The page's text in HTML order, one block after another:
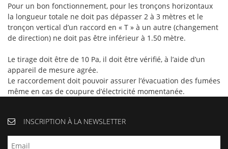
Pour un bon fonctionnement, pour les tronçons horizontaux
la longueur totale ne doit pas dépasser 2 à 3 mètres et le
tronçon vertical d’un raccord en « T » à un autre (changement
de direction) ne doit pas être inférieur à 1.50 mètre.
Le tirage doit être de 10 Pa, il doit être vérifié, à l’aide d’un
appareil de mesure agrée.
Le raccordement doit pouvoir assurer l’évacuation des fumées
même en cas de coupure d’électricité momentanée.
INSCRIPTION À LA NEWSLETTER